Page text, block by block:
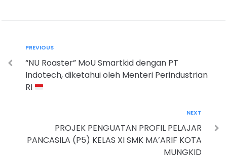
PREVIOUS
“NU Roaster” MoU Smartkid dengan PT
Indotech, diketahui oleh Menteri Perindustrian
RI
NEXT
PROJEK PENGUATAN PROFIL PELAJAR
PANCASILA (P5) KELAS XI SMK MA’ARIF KOTA
MUNGKID